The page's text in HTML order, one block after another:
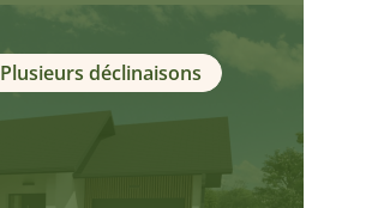
Plusieurs déclinaisons